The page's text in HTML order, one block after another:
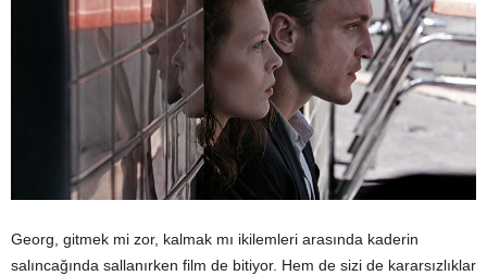
Georg, gitmek mi zor, kalmak mı ikilemleri arasında kaderin
salıncağında sallanırken film de bitiyor. Hem de sizi de kararsızlıklar